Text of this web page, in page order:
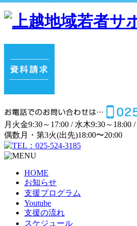
月 火金9:30～17:00 / 水木9:30～18:00 /
偶数月・第3火(出先)18:00〜20:00
HOME
お知らせ
支援プログラム
Youtube
支援の流れ
スケジュール